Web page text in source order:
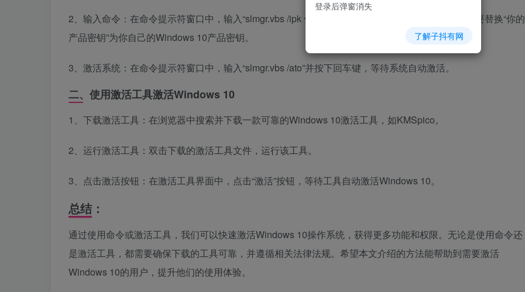
2、输入命令：在命令提示符窗口中，输入“slmgr.vbs /ipk 你的产品密钥”并按下回车键。注意，你需要替换“你的
产品密钥”为你自己的Windows 10产品密钥。
3、激活系统：在命令提示符窗口中，输入“slmgr.vbs /ato”并按下回车键，等待系统自动激活。
二、使用激活工具激活Windows 10
1、下载激活工具：在浏览器中搜索并下载一款可靠的Windows 10激活工具，如KMSpico。
2、运行激活工具：双击下载的激活工具文件，运行该工具。
3、点击激活按钮：在激活工具界面中，点击“激活”按钮，等待工具自动激活Windows 10。
总结：
通过使用命令或激活工具，我们可以快速激活Windows 10操作系统，获得更多功能和权限。无论是使用命令还
是激活工具，都需要确保下载的工具可靠，并遵循相关法律法规。希望本文介绍的方法能帮助到需要激活
Windows 10的用户，提升他们的使用体验。
登录后弹窗消失
了解子抖有网